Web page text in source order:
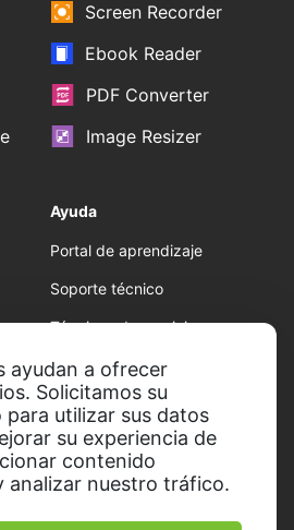
ayudan a ofrecer
Solicitamos su
utilizar sus datos
su experiencia de
contenido
analizar nuestro tráfico.
Screen Recorder
Ebook Reader
PDF Converter
Image Resizer
Ayuda
Portal de aprendizaje
Soporte técnico
Términos de servicio
Politica de reembolso
Conditions d'utilisation